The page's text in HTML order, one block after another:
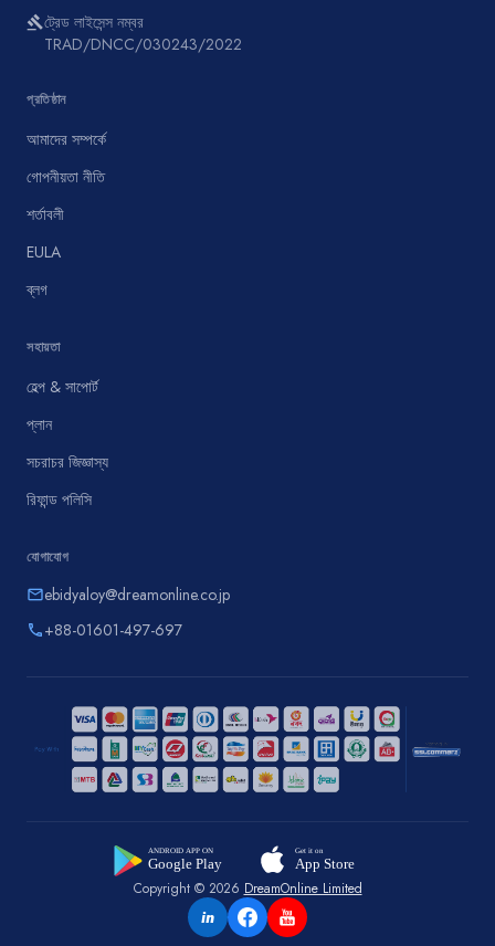
gavelট্রেড লাইসেন্স নম্বর
TRAD/DNCC/030243/2022
প্রতিষ্ঠান
আমাদের সম্পর্কে
গোপনীয়তা নীতি
শর্তাবলী
EULA
ব্লগ
সহায়তা
হেল্প & সাপোর্ট
প্লান
সচরাচর জিজ্ঞাস্য
রিফান্ড পলিসি
যোগাযোগ
emailebidyaloy@dreamonline.co.jp
phone+88-01601-497-697
Copyright © 2026 DreamOnline Limited
in